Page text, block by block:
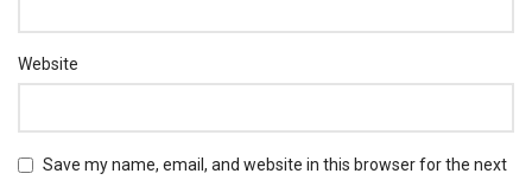
Website
Save my name, email, and website in this browser for the next